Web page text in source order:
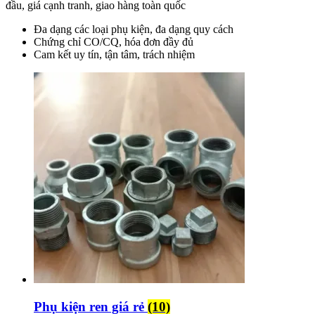
đầu, giá cạnh tranh, giao hàng toàn quốc
Đa dạng các loại phụ kiện, đa dạng quy cách
Chứng chỉ CO/CQ, hóa đơn đầy đủ
Cam kết uy tín, tận tâm, trách nhiệm
Phụ kiện ren giá rẻ (10)